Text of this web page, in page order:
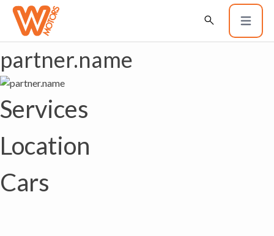
partner.name
Services
Location
Cars